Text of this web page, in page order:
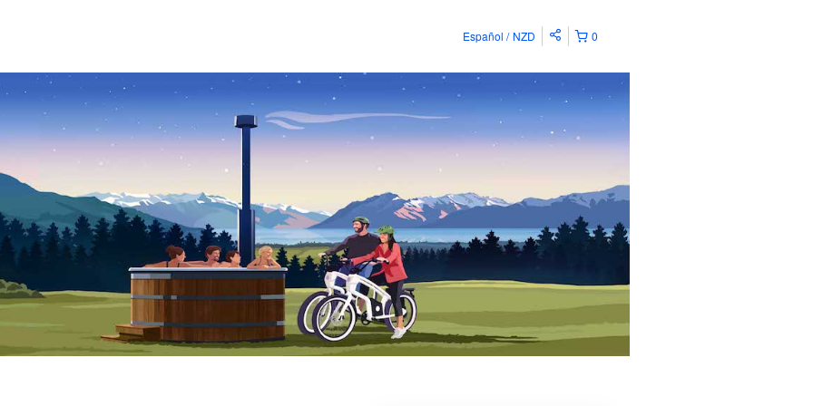
0
Español NZD